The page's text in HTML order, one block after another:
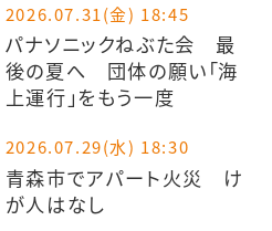
2026.07.31(金) 18:45
パナソニックねぶた会 最
後の夏へ 団体の願い「海
上運行」をもう一度
2026.07.29(水) 18:30
青森市でアパート火災 け
が人はなし